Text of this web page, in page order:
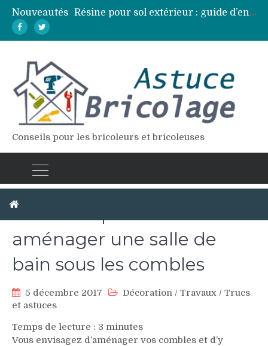
Nouveautés
Résine pour sol extérieur : guide d’entretien et réparation des fissures
Pose d’une dalle béton : 7 erreurs à éviter pour un résultat durable
Conseils pour les bricoleurs et bricoleuses
5 conseils pour bien
aménager une salle de
bain sous les combles
5 décembre 2017 Décoration / Travaux / Trucs
et astuces
Temps de lecture : 3 minutes
Vous envisagez d’aménager vos combles et d’y